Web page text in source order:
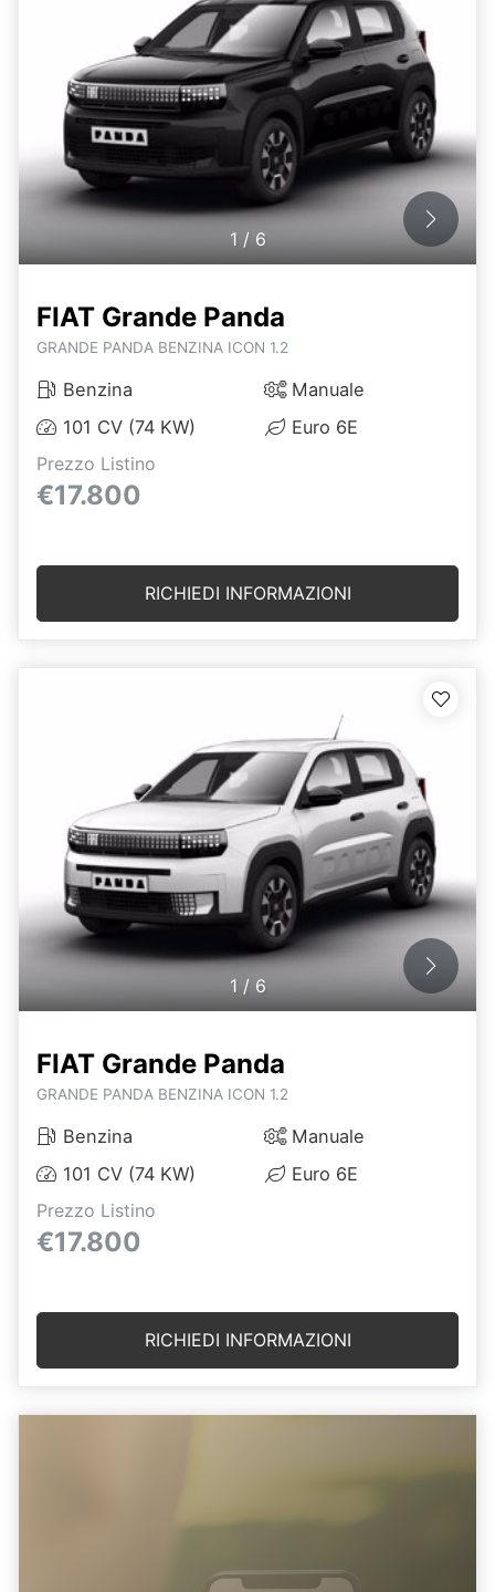
1 / 6
FIAT Grande Panda
GRANDE PANDA BENZINA ICON 1.2
Benzina
Manuale
101 CV (74 KW)
Euro 6E
Prezzo Listino
€17.800
RICHIEDI INFORMAZIONI
1 / 6
FIAT Grande Panda
GRANDE PANDA BENZINA ICON 1.2
Benzina
Manuale
101 CV (74 KW)
Euro 6E
Prezzo Listino
€17.800
RICHIEDI INFORMAZIONI